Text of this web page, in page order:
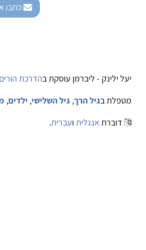
כתבו
יעל ילינק - ליברמן עוסקת בהדרכת הורים
מטפלת בגיל הרך, גיל השלישי, ילדים,
דוברתאנגלית ועברית.